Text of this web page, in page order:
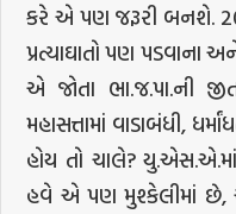
કરે એ પણ જરૂરી બનશે.
પ્રત્યાઘાતો પણ પડવાના
એ જોતા ભા.જ.પા.ની
મહાસત્તામાં વાડાબંધી,
હોય તો ચાલે?
હવે એ પણ મુશ્કેલીમાં